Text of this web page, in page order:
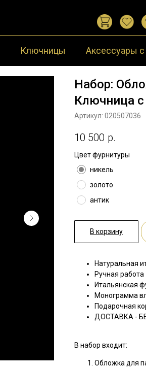
Ключницы Аксессуары
Набор:
Ключница
Артикул: 020507036
10 500 р.
Цвет фурнитуры
никель
золото
антик
В корзину
Натуральная
Ручная работа
Итальянская
Монограмма
Подарочная
ДОСТАВКА -
В набор входит:
Обложка для